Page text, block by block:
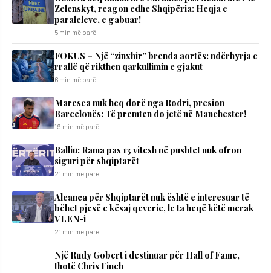
Zelenskyt, reagon edhe Shqipëria: Heqja e
paraleleve, e gabuar!
5 min më parë
FOKUS – Një “zinxhir” brenda aortës: ndërhyrja e
rrallë që rikthen qarkullimin e gjakut
6 min më parë
Maresca nuk heq dorë nga Rodri, presion
Barcelonës: Të premten do jetë në Manchester!
19 min më parë
Balliu: Rama pas 13 vitesh në pushtet nuk ofron
siguri për shqiptarët
21 min më parë
Aleanca për Shqiptarët nuk është e interesuar të
bëhet pjesë e kësaj qeverie, le ta heqë këtë merak
VLEN-i
21 min më parë
Një Rudy Gobert i destinuar për Hall of Fame,
thotë Chris Finch